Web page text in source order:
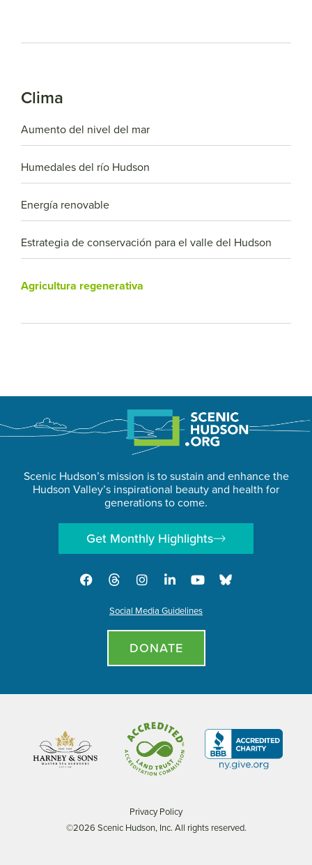
Clima
Aumento del nivel del mar
Humedales del río Hudson
Energía renovable
Estrategia de conservación para el valle del Hudson
Agricultura regenerativa
Scenic Hudson’s mission is to sustain and enhance the
Hudson Valley’s inspirational beauty and health for
generations to come.
Get Monthly Highlights
Social Media Guidelines
DONATE
Privacy Policy
©2026 Scenic Hudson, Inc. All rights reserved.